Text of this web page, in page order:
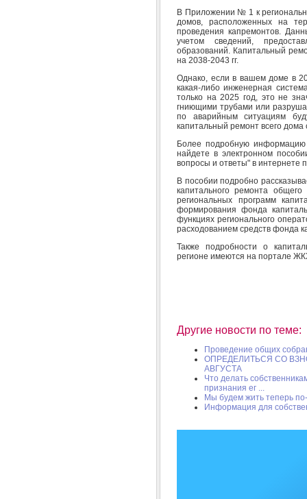
В Приложении № 1 к
домов, расположенных на
проведения капремонтов.
учетом сведений,
образований. Капитальный
на 2038-2043 гг.
Однако, если в вашем доме в
какая-либо инженерная
только на 2025 год, это не
гниющими трубами или
по аварийным ситуациям
капитальный ремонт всего дома
Более подробную
найдете в электронном
вопросы и ответы" в интернете
В пособии подробно
капитального ремонта
региональных программ
формирования фонда
функциях регионального
расходованием средств фонда
Также подробности о
регионе имеются на портале
Другие новости по теме:
Проведение общих
ОПРЕДЕЛИТЬСЯ СО
АВГУСТА
Что делать
признания ег ...
Мы будем жить теперь
Информация для